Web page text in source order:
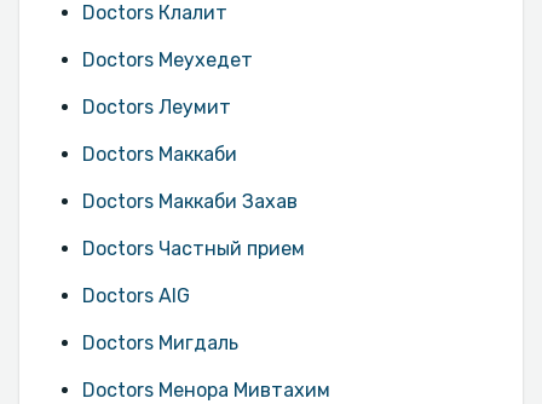
Doctors Клалит
Doctors Меухедет
Doctors Леумит
Doctors Маккаби
Doctors Маккаби Захав
Doctors Частный прием
Doctors AIG
Doctors Мигдаль
Doctors Менора Мивтахим